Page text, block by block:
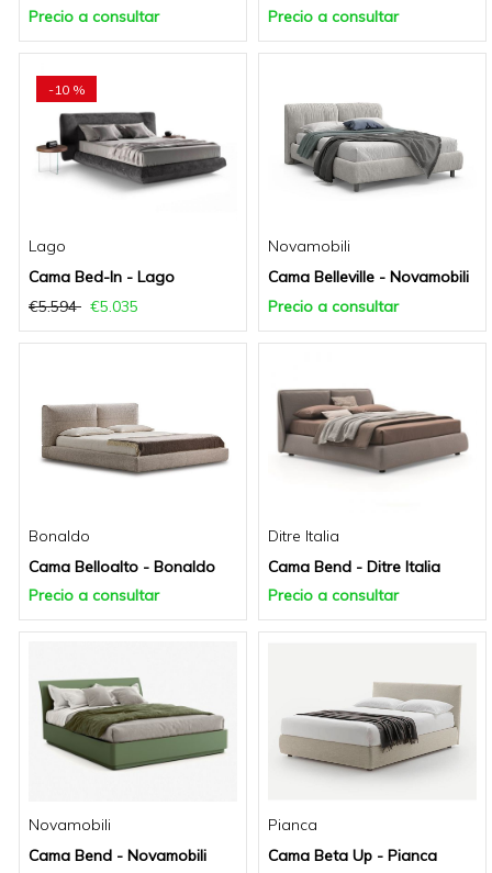
Precio a consultar
Precio a consultar
-10 %
Lago
Cama Bed-In - Lago
€5.594
€5.035
Novamobili
Cama Belleville - Novamobili
Precio a consultar
Bonaldo
Cama Belloalto - Bonaldo
Precio a consultar
Ditre Italia
Cama Bend - Ditre Italia
Precio a consultar
Novamobili
Cama Bend - Novamobili
Pianca
Cama Beta Up - Pianca